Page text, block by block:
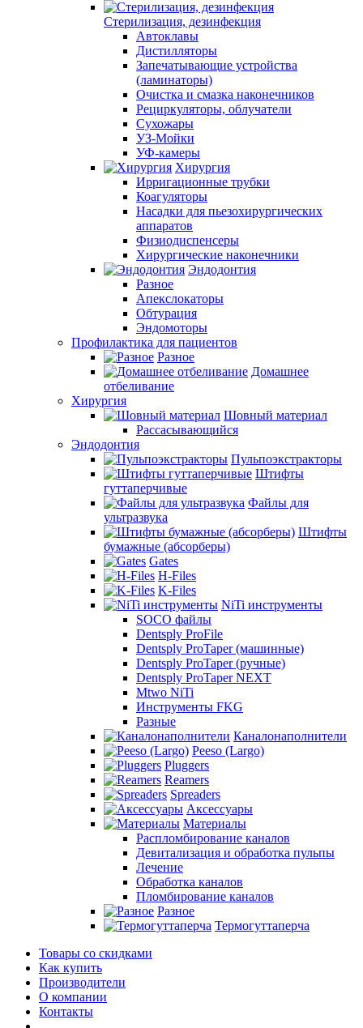
Стерилизация, дезинфекция
Автоклавы
Дистилляторы
Запечатывающие устройства
(ламинаторы)
Очистка и смазка наконечников
Рециркуляторы, облучатели
Сухожары
УЗ-Мойки
УФ-камеры
Хирургия
Ирригационные трубки
Коагуляторы
Насадки для пьезохирургических
аппаратов
Физиодиспенсеры
Хирургические наконечники
Эндодонтия
Разное
Апекслокаторы
Обтурация
Эндомоторы
Профилактика для пациентов
Разное
Домашнее
отбеливание
Хирургия
Шовный материал
Рассасывающийся
Эндодонтия
Пульпоэкстракторы
Штифты
гуттаперчивые
Файлы для
ультразвука
Штифты
бумажные (абсорберы)
Gates
H-Files
K-Files
NiTi инструменты
SOCO файлы
Dentsply ProFile
Dentsply ProTaper (машинные)
Dentsply ProTaper (ручные)
Dentsply ProTaper NEXT
Mtwo NiTi
Инструменты FKG
Разные
Каналонаполнители
Peeso (Largo)
Pluggers
Reamers
Spreaders
Аксессуары
Материалы
Распломбирование каналов
Девитализация и обработка пульпы
Лечение
Обработка каналов
Пломбирование каналов
Разное
Термогуттаперча
Товары со скидками
Как купить
Производители
О компании
Контакты